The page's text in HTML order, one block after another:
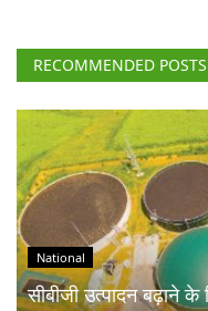
RECOMMENDED POSTS
National
सीबीजी उत्पादन बढ़ाने